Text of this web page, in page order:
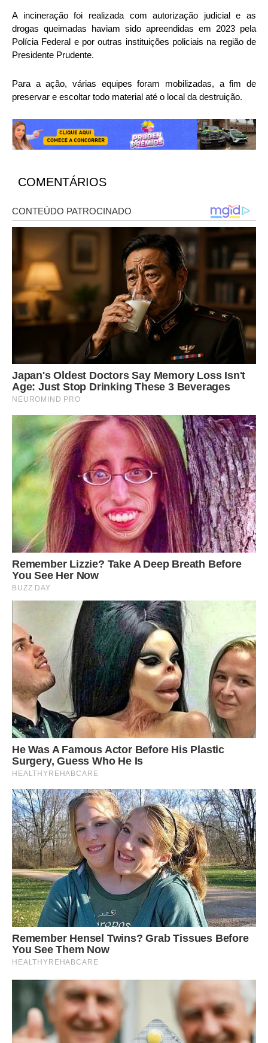
A incineração foi realizada com autorização judicial e as
drogas queimadas haviam sido apreendidas em 2023 pela
Polícia Federal e por outras instituições policiais na região de
Presidente Prudente.
Para a ação, várias equipes foram mobilizadas, a fim de
preservar e escoltar todo material até o local da destruição.
COMENTÁRIOS